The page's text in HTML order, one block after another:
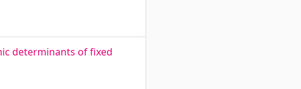
determinants of fixed